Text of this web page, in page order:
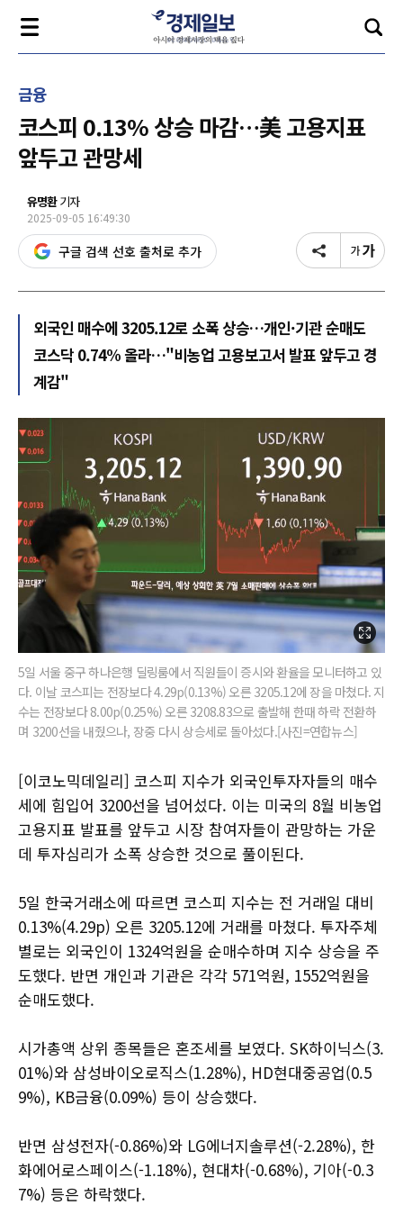
금융
코스피 0.13% 상승 마감…美 고용지표
앞두고 관망세
유명환기자
2025-09-05 16:49:30
구글 검색 선호 출처로 추가
외국인 매수에 3205.12로 소폭 상승…개인·기관 순매도
코스닥 0.74% 올라…"비농업 고용보고서 발표 앞두고 경
계감"
5일 서울 중구 하나은행 딜링룸에서 직원들이 증시와 환율을 모니터하고 있
다. 이날 코스피는 전장보다 4.29p(0.13%) 오른 3205.12에 장을 마쳤다. 지
수는 전장보다 8.00p(0.25%) 오른 3208.83으로 출발해 한때 하락 전환하
며 3200선을 내줬으나, 장중 다시 상승세로 돌아섰다.[사진=연합뉴스]
[이코노믹데일리] 코스피 지수가 외국인투자자들의 매수
세에 힘입어 3200선을 넘어섰다. 이는 미국의 8월 비농업
고용지표 발표를 앞두고 시장 참여자들이 관망하는 가운
데 투자심리가 소폭 상승한 것으로 풀이된다.
5일 한국거래소에 따르면 코스피 지수는 전 거래일 대비
0.13%(4.29p) 오른 3205.12에 거래를 마쳤다. 투자주체
별로는 외국인이 1324억원을 순매수하며 지수 상승을 주
도했다. 반면 개인과 기관은 각각 571억원, 1552억원을
순매도했다.
시가총액 상위 종목들은 혼조세를 보였다. SK하이닉스(3.
01%)와 삼성바이오로직스(1.28%), HD현대중공업(0.5
9%), KB금융(0.09%) 등이 상승했다.
반면 삼성전자(-0.86%)와 LG에너지솔루션(-2.28%), 한
화에어로스페이스(-1.18%), 현대차(-0.68%), 기아(-0.3
7%) 등은 하락했다.